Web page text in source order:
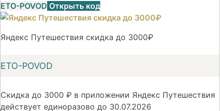
ETO-POVOD Открыть код
Яндекс Путешествия скидка до 3000₽
ETO-POVOD
Скидка до 3000 ₽ в приложении Яндекс Путешествия
действует единоразово до 30.07.2026